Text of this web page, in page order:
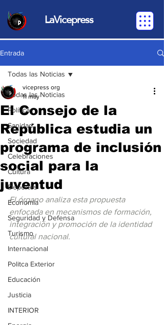
LaVicepress
Entrada
Todas las Noticias
Política
Sanidad
Sociedad
Celebraciones
Cultura
Deportes
Economia
Seguridad y Defensa
Turismo
Internacional
Politca Exterior
Educación
Justicia
INTERIOR
Todas las Noticias
El Consejo de la
República estudia un
programa de inclusión
social para la
juventud
vicepress org
11 may
El órgano analiza esta propuesta
enfocada en mecanismos de formación,
integración y promoción de la identidad
cultural nacional.